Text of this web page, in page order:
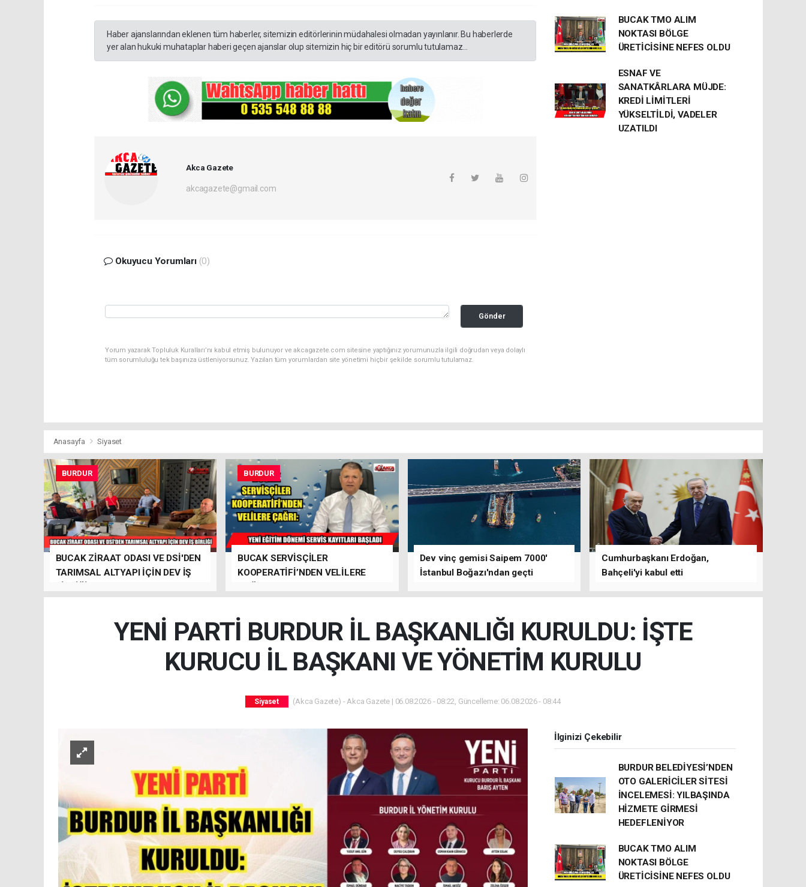
Haber ajanslarından eklenen tüm haberler, sitemizin editörlerinin müdahalesi olmadan yayınlanır. Bu haberlerde
yer alan hukuki muhataplar haberi geçen ajanslar olup sitemizin hiç bir editörü sorumlu tutulamaz...
Akca Gazete
akcagazete@gmail.com
Okuyucu Yorumları (0)
Gönder
Yorum yazarak Topluluk Kuralları’nı kabul etmiş bulunuyor ve akcagazete.com sitesine yaptığınız yorumunuzla ilgili doğrudan veya dolaylı
tüm sorumluluğu tek başınıza üstleniyorsunuz. Yazılan tüm yorumlardan site yönetimi hiçbir şekilde sorumlu tutulamaz.
BUCAK TMO ALIM
NOKTASI BÖLGE
ÜRETİCİSİNE NEFES OLDU
ESNAF VE
SANATKÂRLARA MÜJDE:
KREDİ LİMİTLERİ
YÜKSELTİLDİ, VADELER
UZATILDI
Anasayfa Siyaset
BURDUR
BUCAK ZİRAAT ODASI VE DSİ'DEN
TARIMSAL ALTYAPI İÇİN DEV İŞ
BURDUR
BUCAK SERVİSÇİLER
KOOPERATİFİ’NDEN VELİLERE
Dev vinç gemisi Saipem 7000'
İstanbul Boğazı'ndan geçti
Cumhurbaşkanı Erdoğan,
Bahçeli'yi kabul etti
YENİ PARTİ BURDUR İL BAŞKANLIĞI KURULDU: İŞTE
KURUCU İL BAŞKANI VE YÖNETİM KURULU
Siyaset (Akca Gazete) - Akca Gazete | 06.08.2026 - 08:22, Güncelleme: 06.08.2026 - 08:44
İlginizi Çekebilir
BURDUR BELEDİYESİ’NDEN
OTO GALERİCİLER SİTESİ
İNCELEMESİ: YILBAŞINDA
HİZMETE GİRMESİ
HEDEFLENİYOR
BUCAK TMO ALIM
NOKTASI BÖLGE
ÜRETİCİSİNE NEFES OLDU